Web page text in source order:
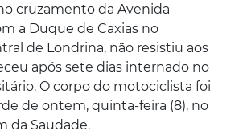
cruzamento da Avenida
a Duque de Caxias no
de Londrina, não resistiu aos
após sete dias internado no
O corpo do motociclista foi
de ontem, quinta-feira (8), no
da Saudade.